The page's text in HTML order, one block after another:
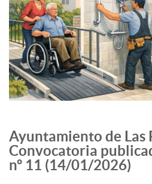
Ayuntamiento de Las
Convocatoria
nº 11 (14/01/2026)